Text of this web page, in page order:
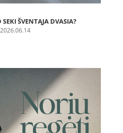
ŠVENTĄJA DVASIA?
2026.06.14